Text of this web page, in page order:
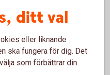
ditt val
eller liknande
ska fungera för dig. Det
som förbättrar din